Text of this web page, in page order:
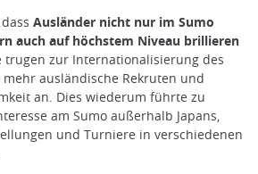
Ausländer nicht nur im Sumo
auch auf höchstem Niveau brillieren
trugen zur Internationalisierung des
ausländische Rekruten und
an. Dies wiederum führte zu
am Sumo außerhalb Japans,
und Turniere in verschiedenen